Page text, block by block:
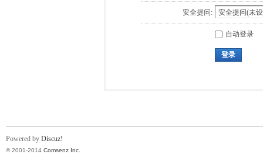
安全提问:
自动登录
登录
Powered by Discuz!
© 2001-2014 Comsenz Inc.